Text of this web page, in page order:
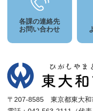
各課の連絡先
お問い合わせ
〒207-8585 東京都東大和